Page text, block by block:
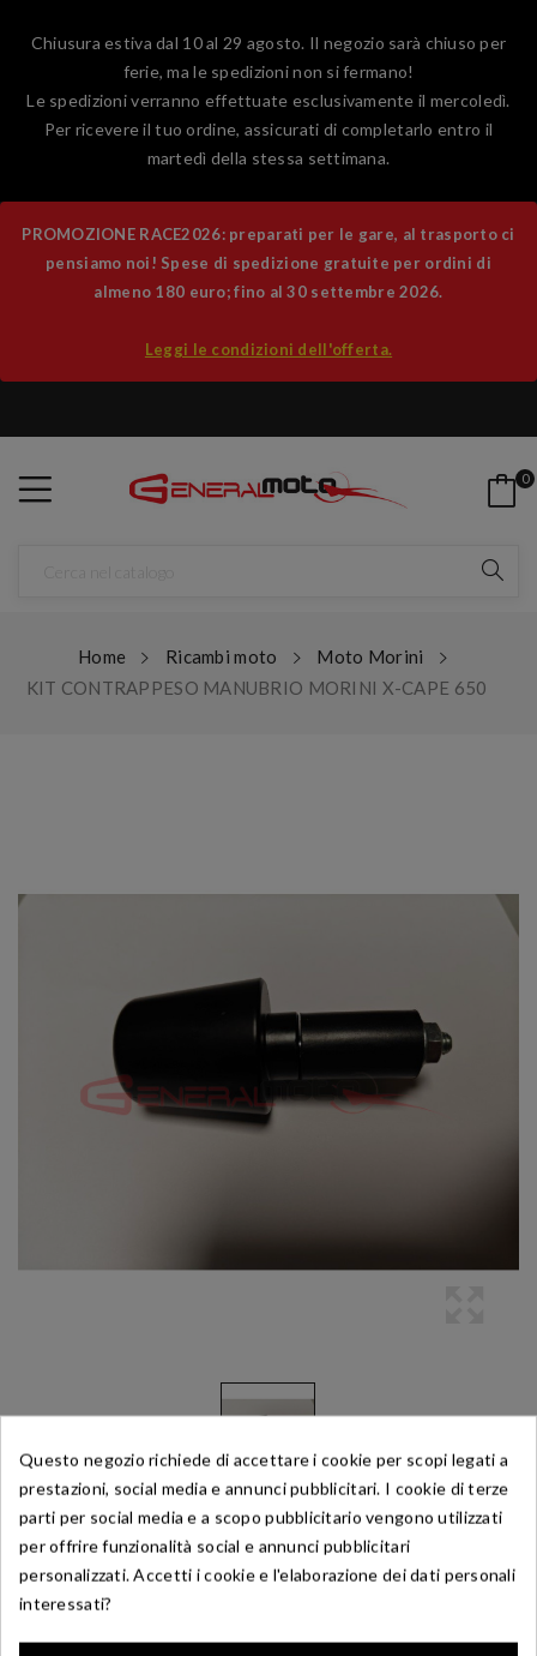
Chiusura estiva dal 10 al 29 agosto. Il negozio sarà chiuso per
ferie, ma le spedizioni non si fermano!
Le spedizioni verranno effettuate esclusivamente il mercoledì.
Per ricevere il tuo ordine, assicurati di completarlo entro il
martedì della stessa settimana.
PROMOZIONE RACE2026: preparati per le gare, al trasporto ci
pensiamo noi! Spese di spedizione gratuite per ordini di
almeno 180 euro; fino al 30 settembre 2026.
Leggi le condizioni dell'offerta.
0
Home Ricambi moto
Moto Morini
KIT CONTRAPPESO MANUBRIO MORINI X-CAPE 650
Riferimento:481100P14A0002
KIT CONTRAPPESO MANUBRIO MORINI X-
Questo negozio richiede di accettare i cookie per scopi legati a
prestazioni, social media e annunci pubblicitari. I cookie di terze
parti per social media e a scopo pubblicitario vengono utilizzati
per offrire funzionalità social e annunci pubblicitari
personalizzati. Accetti i cookie e l'elaborazione dei dati personali
interessati?